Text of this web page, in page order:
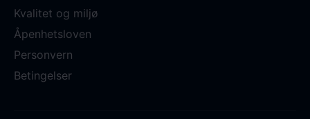
Kvalitet og miljø
Åpenhetsloven
Personvern
Betingelser